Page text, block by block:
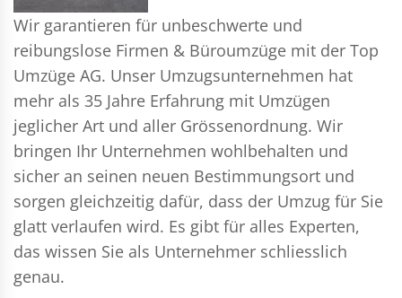
Wir garantieren für unbeschwerte und
reibungslose Firmen & Büroumzüge mit der Top
Umzüge AG. Unser Umzugsunternehmen hat
mehr als 35 Jahre Erfahrung mit Umzügen
jeglicher Art und aller Grössenordnung. Wir
bringen Ihr Unternehmen wohlbehalten und
sicher an seinen neuen Bestimmungsort und
sorgen gleichzeitig dafür, dass der Umzug für Sie
glatt verlaufen wird. Es gibt für alles Experten,
das wissen Sie als Unternehmer schliesslich
genau.